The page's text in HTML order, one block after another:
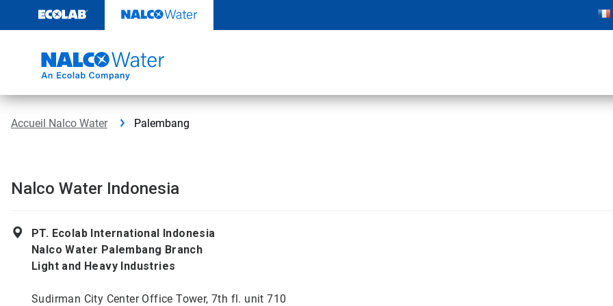
contenu
Accueil Nalco Water Palembang
Nalco Water Indonesia
PT. Ecolab International Indonesia
Nalco Water Palembang Branch
Light and Heavy Industries
Sudirman City Center Office Tower, 7th fl. unit 710